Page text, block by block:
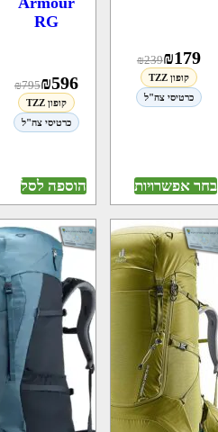
₪179
₪239
קופון TZZ
כרטיסי צה"ל
בחר אפשרויות
RG
₪596
₪795
קופון TZZ
כרטיסי צה"ל
הוספה לסל